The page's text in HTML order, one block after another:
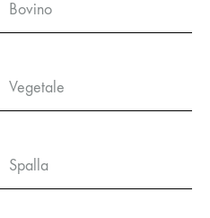
Bovino
Vegetale
Spalla